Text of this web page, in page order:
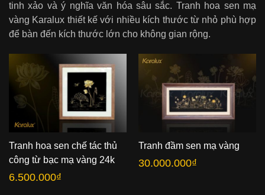
tinh xảo và ý nghĩa văn hóa sâu sắc. Tranh hoa sen mạ
vàng Karalux thiết kế với nhiều kích thước từ nhỏ phù hợp
để bàn đến kích thước lớn cho không gian rộng.
Tranh hoa sen chế tác thủ
công từ bạc mạ vàng 24k
6.500.000₫
Tranh đầm sen mạ vàng
30.000.000₫